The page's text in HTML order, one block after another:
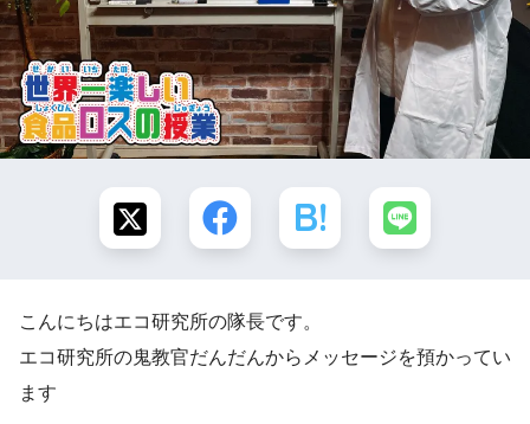
こんにちはエコ研究所の隊長です。
エコ研究所の鬼教官だんだんからメッセージを預かってい
ます